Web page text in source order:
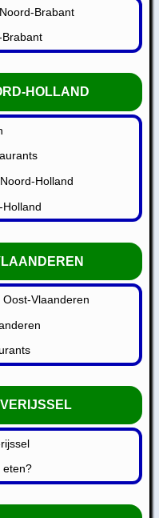
Brabant
HOLLAND
Holland
Vlaanderen
eten?